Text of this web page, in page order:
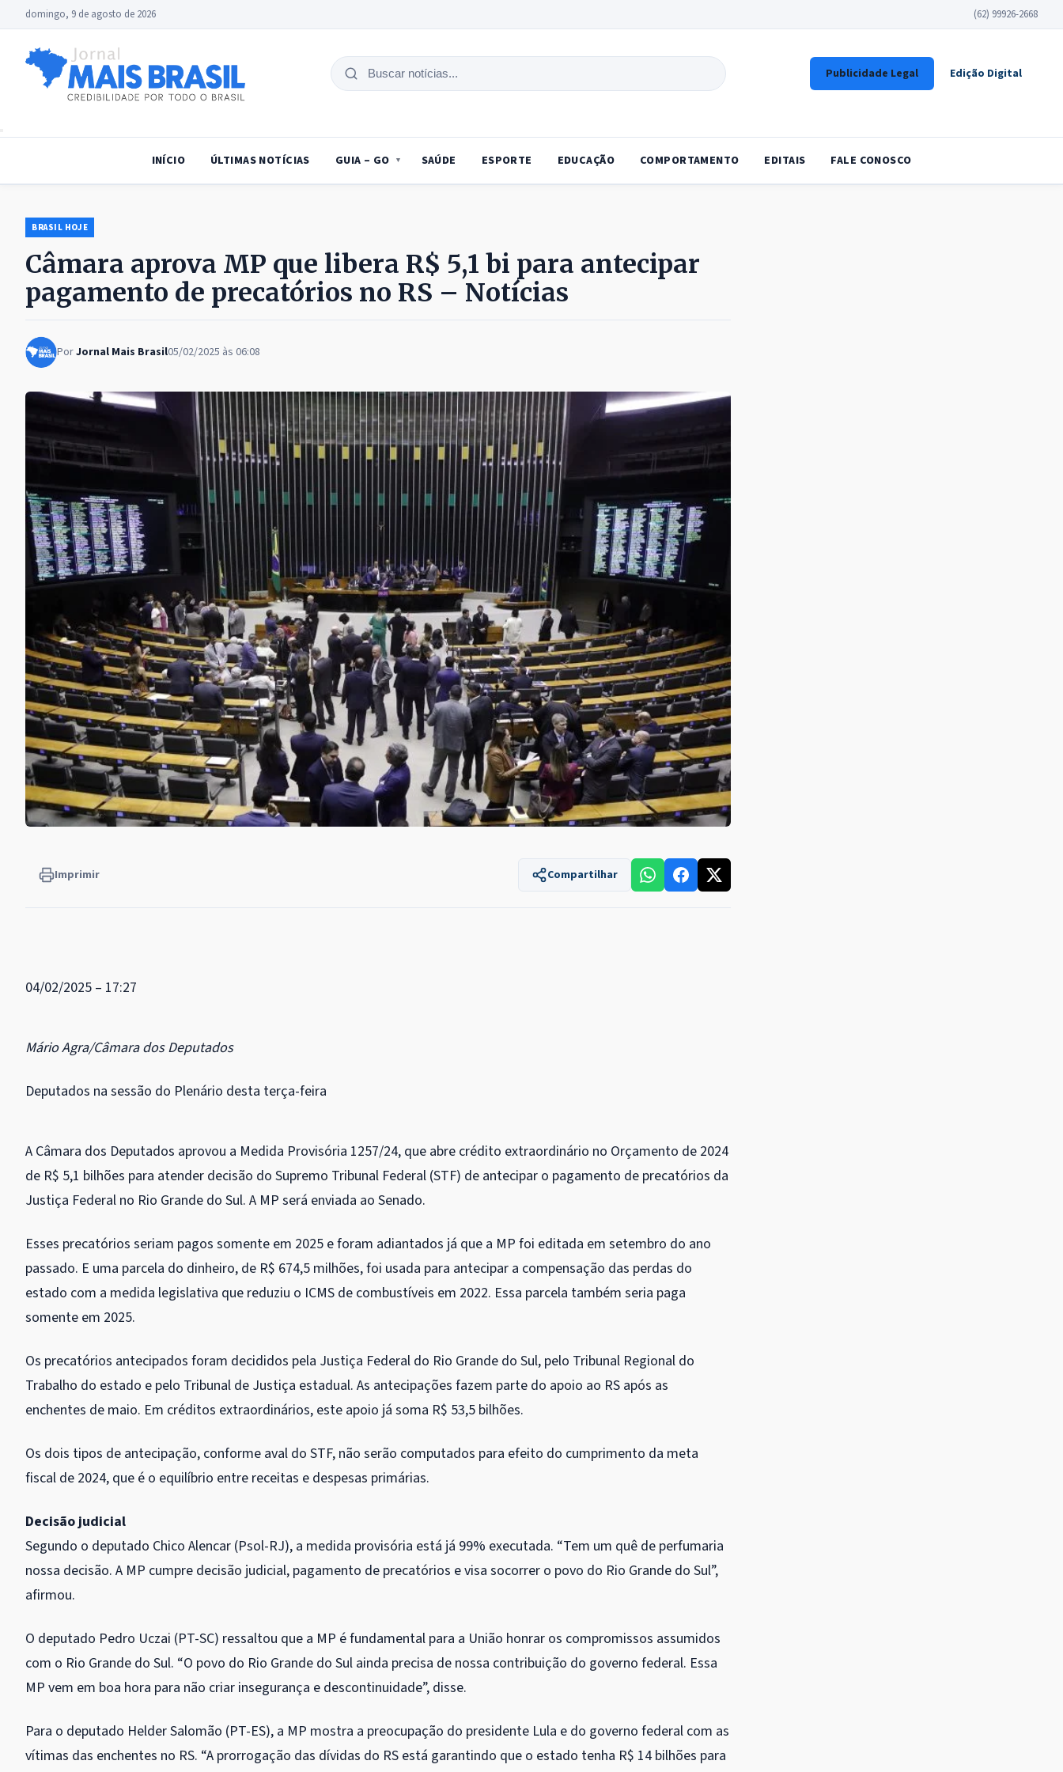
domingo, 9 de agosto de 2026 (62) 99926-2668
Buscar
Publicidade Legal Edição Digital
INÍCIO ÚLTIMAS NOTÍCIAS GUIA – GO SAÚDE ESPORTE EDUCAÇÃO COMPORTAMENTO EDITAIS FALE CONOSCO
BRASIL HOJE
Câmara aprova MP que libera R$ 5,1 bi para antecipar
pagamento de precatórios no RS – Notícias
PorJornal Mais Brasil05/02/2025 às 06:08
Imprimir Compartilhar
04/02/2025 – 17:27
Mário Agra/Câmara dos Deputados
Deputados na sessão do Plenário desta terça-feira
A Câmara dos Deputados aprovou a Medida Provisória 1257/24, que abre crédito extraordinário no Orçamento de 2024
de R$ 5,1 bilhões para atender decisão do Supremo Tribunal Federal (STF) de antecipar o pagamento de precatórios da
Justiça Federal no Rio Grande do Sul. A MP será enviada ao Senado.
Esses precatórios seriam pagos somente em 2025 e foram adiantados já que a MP foi editada em setembro do ano
passado. E uma parcela do dinheiro, de R$ 674,5 milhões, foi usada para antecipar a compensação das perdas do
estado com a medida legislativa que reduziu o ICMS de combustíveis em 2022. Essa parcela também seria paga
somente em 2025.
Os precatórios antecipados foram decididos pela Justiça Federal do Rio Grande do Sul, pelo Tribunal Regional do
Trabalho do estado e pelo Tribunal de Justiça estadual. As antecipações fazem parte do apoio ao RS após as
enchentes de maio. Em créditos extraordinários, este apoio já soma R$ 53,5 bilhões.
Os dois tipos de antecipação, conforme aval do STF, não serão computados para efeito do cumprimento da meta
fiscal de 2024, que é o equilíbrio entre receitas e despesas primárias.
Decisão judicial
Segundo o deputado Chico Alencar (Psol-RJ), a medida provisória está já 99% executada. “Tem um quê de perfumaria
nossa decisão. A MP cumpre decisão judicial, pagamento de precatórios e visa socorrer o povo do Rio Grande do Sul”,
afirmou.
O deputado Pedro Uczai (PT-SC) ressaltou que a MP é fundamental para a União honrar os compromissos assumidos
com o Rio Grande do Sul. “O povo do Rio Grande do Sul ainda precisa de nossa contribuição do governo federal. Essa
MP vem em boa hora para não criar insegurança e descontinuidade”, disse.
Para o deputado Helder Salomão (PT-ES), a MP mostra a preocupação do presidente Lula e do governo federal com as
vítimas das enchentes no RS. “A prorrogação das dívidas do RS está garantindo que o estado tenha R$ 14 bilhões para